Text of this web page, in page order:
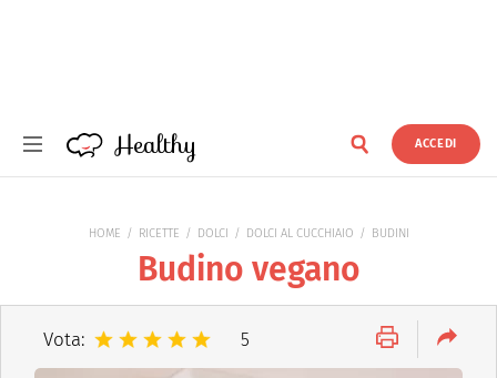
Healthy
Healthy ACCEDI
HOME RICETTE DOLCI DOLCI AL CUCCHIAIO BUDINI
Budino vegano
Vota: 5